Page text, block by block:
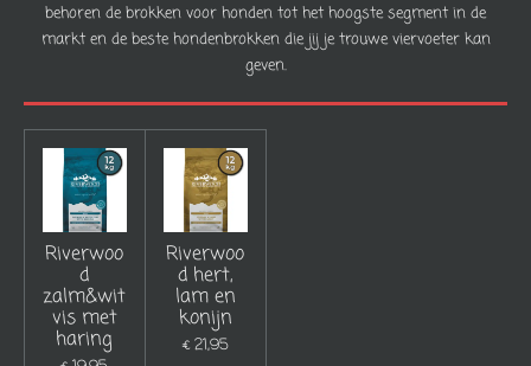
behoren de brokken voor honden tot het hoogste segment in de
markt en de beste hondenbrokken die jij je trouwe viervoeter kan
geven.
Riverwoo
d
zalm&wit
vis met
haring
Riverwoo
d hert,
lam en
konijn
€ 21,95